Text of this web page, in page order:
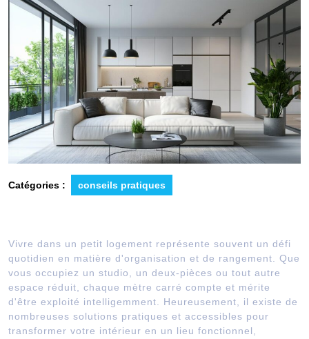
Catégories : conseils pratiques
Vivre dans un petit logement représente souvent un défi
quotidien en matière d'organisation et de rangement. Que
vous occupiez un studio, un deux-pièces ou tout autre
espace réduit, chaque mètre carré compte et mérite
d'être exploité intelligemment. Heureusement, il existe de
nombreuses solutions pratiques et accessibles pour
transformer votre intérieur en un lieu fonctionnel,